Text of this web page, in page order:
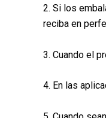
2. Si los
reciba en
3. Cuando el
4. En las